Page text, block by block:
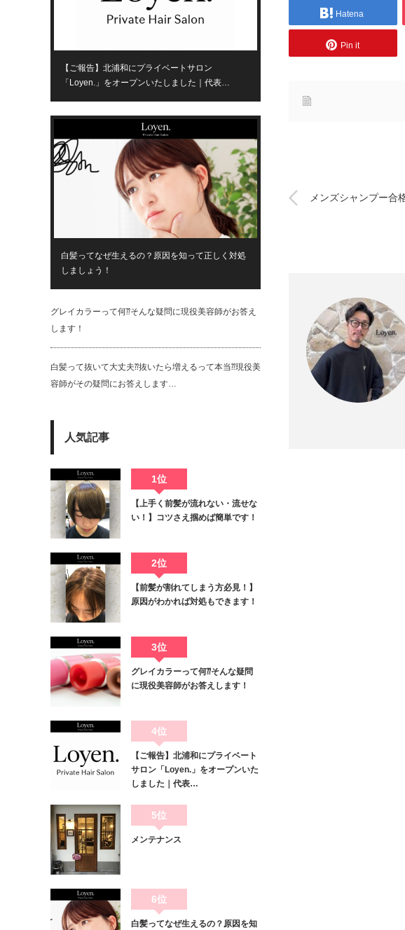
Hatena
Pin it
メンズシャンプー合
【ご報告】北浦和にプライベートサロン
「Loyen.」をオープンいたしました｜代表…
白髪ってなぜ生えるの？原因を知って正しく対処
しましょう！
グレイカラーって何⁇そんな疑問に現役美容師がお答え
します！
白髪って抜いて大丈夫⁇抜いたら増えるって本当⁇現役美
容師がその疑問にお答えします…
人気記事
1位
【上手く前髪が流れない・流せな
い！】コツさえ掴めば簡単です！
2位
【前髪が割れてしまう方必見！】
原因がわかれば対処もできます！
3位
グレイカラーって何⁇そんな疑問
に現役美容師がお答えします！
4位
【ご報告】北浦和にプライベート
サロン「Loyen.」をオープンいた
しました｜代表…
5位
メンテナンス
6位
白髪ってなぜ生えるの？原因を知